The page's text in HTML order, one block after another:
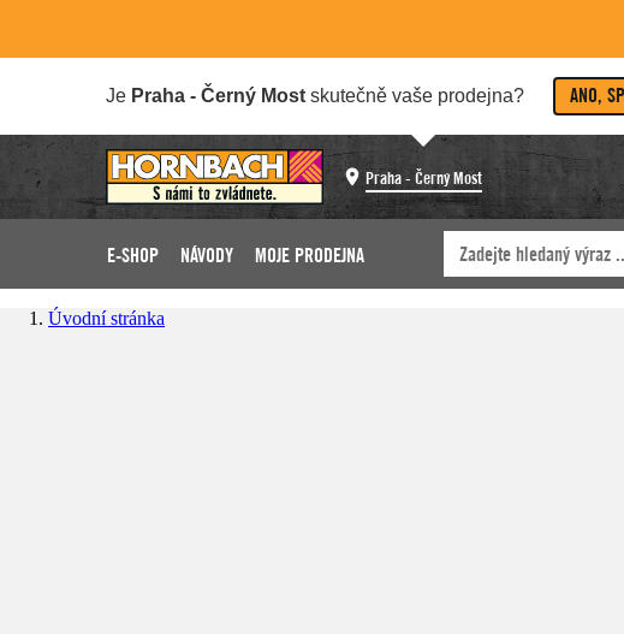
Je Praha - Černý Most skutečně vaše prodejna? ANO,
Praha - Černý Most
E-SHOP NÁVODY MOJE PRODEJNA
Úvodní stránka